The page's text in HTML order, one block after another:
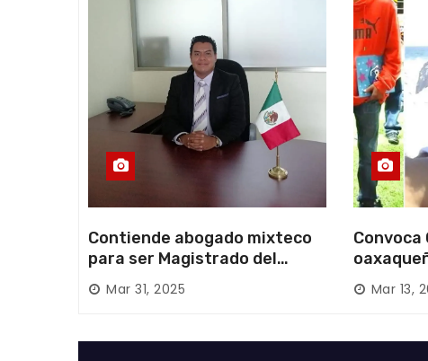
s
Contiende abogado mixteco
para ser Magistrado del
Poder Judicial; es originario
de Huajuapan de León
Mar 31, 2025
Convoca
Mixteca
Mar 13,